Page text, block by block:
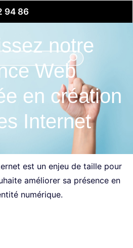
94 86
notre
Web
en création
Internet
est un enjeu de taille pour
améliorer sa présence en
numérique.